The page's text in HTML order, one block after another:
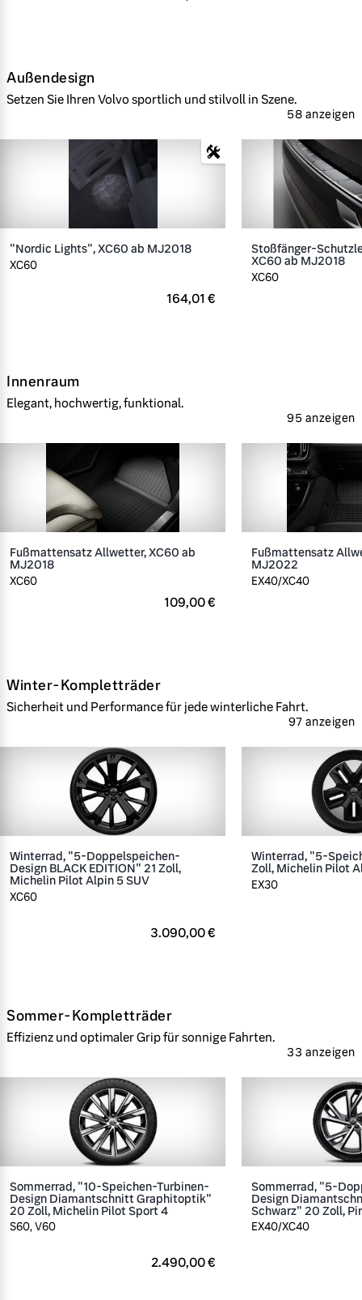
Außendesign
Setzen Sie Ihren Volvo sportlich und stilvoll in Szene.
58 anzeigen
"Nordic Lights", XC60 ab MJ2018
XC60
164,01 €
Stoßfänger-
XC60 ab MJ2018
XC60
Innenraum
Elegant, hochwertig, funktional.
95 anzeigen
Fußmattensatz Allwetter, XC60 ab
MJ2018
XC60
109,00 €
Fußmattensatz
MJ2022
EX40/XC40
Winter-Kompletträder
Sicherheit und Performance für jede winterliche Fahrt.
97 anzeigen
Winterrad, "5-Doppelspeichen-
Design BLACK EDITION" 21 Zoll,
Michelin Pilot Alpin 5 SUV
XC60
3.090,00 €
Winterrad, "5-
Zoll, Michelin Pilot
EX30
Sommer-Kompletträder
Effizienz und optimaler Grip für sonnige Fahrten.
33 anzeigen
Sommerrad, "10-Speichen-Turbinen-
Design Diamantschnitt Graphitoptik"
20 Zoll, Michelin Pilot Sport 4
S60, V60
2.490,00 €
Sommerrad, "5-
Design
Schwarz" 20 Zoll,
EX40/XC40